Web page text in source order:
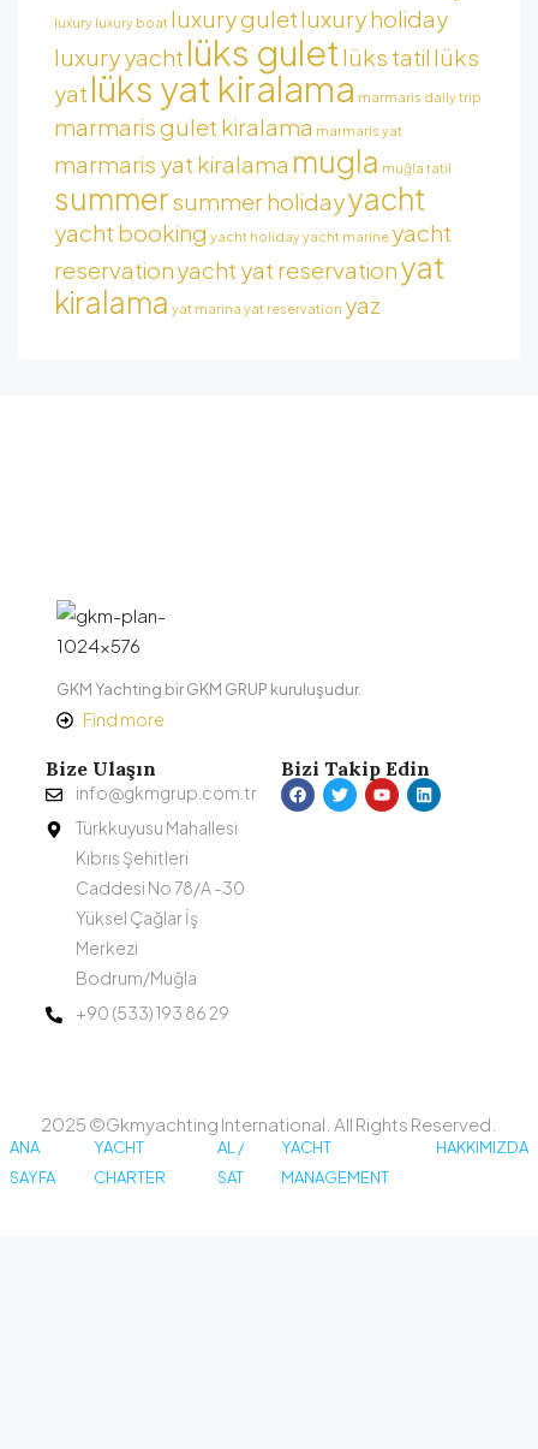
luxury luxury boat luxury guletluxury holiday
luxury yacht lüks guletlüks tatil lüks
yat lüks yat kiralama marmaris daily trip
marmaris gulet kiralama marmaris yat
marmaris yat kiralama mugla muğla tatil
summersummer holidayyacht
yacht booking yacht holidayyacht marine yacht
reservationyacht yat reservationyat
kiralama yat marina yat reservation yaz
GKM Yachting bir GKM GRUP kuruluşudur.
Find more
Bize Ulaşın
info@gkmgrup.com.tr
Türkkuyusu Mahallesi
Kıbrıs Şehitleri
Caddesi No 78/A -30
Yüksel Çağlar İş
Merkezi
Bodrum/Muğla
+90 (533) 193 86 29
Bizi Takip Edin
2025 ©Gkmyachting International. All Rights Reserved.
ANA
SAYFA
YACHT
CHARTER
AL /
SAT
YACHT
MANAGEMENT
HAKKIMIZDA